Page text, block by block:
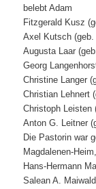
belebt Adam
Fitzgerald Kusz
Axel Kutsch
Augusta Laar
Georg
Christine Langer
Christian Lehnert
Christoph Leisten
Anton G. Leitner
Die Pastorin war
Magdalenen-
Hans-Hermann
Salean A.